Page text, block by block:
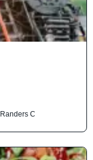
Randers C